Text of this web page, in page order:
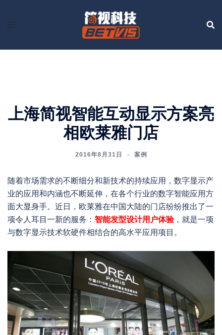
上海简视智能互动显示方案亮
相欧莱雅门店
2016年8月31日 案例
随着市场需求的不断细分和新技术的持续应用，数字显示产
业的应用和内涵也不断延伸，在各个行业的数字智能应用方
面大显身手。近日，欧莱雅在中国大陆的门店纷纷推出了一
项令人耳目一新的服务： 智能发型设计用户体验，就是一项
与数字显示技术软硬件相结合的高水平应用项目。